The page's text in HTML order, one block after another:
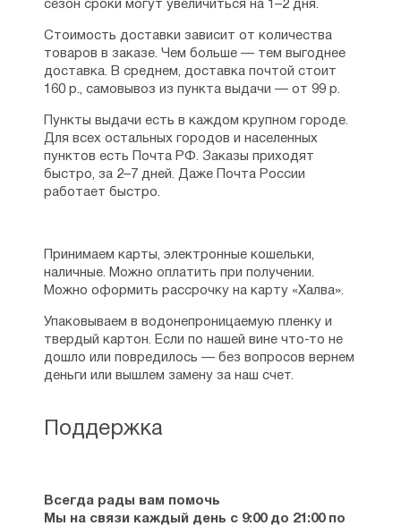
Беседа на апостольское чтение 7-й Недели
по Пятидесятнице
Сергей Комаров
О внутрицерковных разделениях
Беседа на апостольское чтение 8-й Недели
по Пятидесятнице
Сергей Комаров
Дом, в котором живет Бог
Беседа на апостольское чтение 9-й Недели
по Пятидесятнице
Запретил ли Христос употреблять слова:
«учитель, отец, наставник»?
Беседа на апостольское чтение 10-й Недели
Сергей Комаров
О правах и обязанностях христианина
Беседа на апостольское чтение 11-й Недели
Священное Предание и человеческая
по Пятидесятнице
Сергей Комаров
взаимоотношения с ближними. Данное
состоит из трёх разделов.
Ещё одна книга Сергея Комарова
напоминает о роли апостолов
постоянно звучат в церкви, но смысл
их часто непонятен православным
христианам. В книге «Всегда ищите добра»
собраны объясняющие их проповеди
протоиерея Андрея Ткачёва.
Статьи Сергея Комарова на сайте
Православие.Ру
Статьи автора на сайте Русская Линия
—http://ruskline.ru/author/k/komarov_sergej/
Поддержка
Всегда рады вам помочь
Мы на связи каждый день с 9:00 до 21:00 по
сезон сроки могут увеличиться на 1–2 дня.
Стоимость доставки зависит от количества
товаров в заказе. Чем больше — тем выгоднее
доставка. В среднем, доставка почтой стоит
160 р., самовывоз из пункта выдачи — от 99 р.
Пункты выдачи есть в каждом крупном городе.
Для всех остальных городов и населенных
пунктов есть Почта РФ. Заказы приходят
быстро, за 2–7 дней. Даже Почта России
работает быстро.
Принимаем карты, электронные кошельки,
наличные. Можно оплатить при получении.
Можно оформить рассрочку на карту «Халва».
Упаковываем в водонепроницаемую пленку и
твердый картон. Если по нашей вине что-то не
дошло или повредилось — без вопросов вернем
деньги или вышлем замену за наш счет.